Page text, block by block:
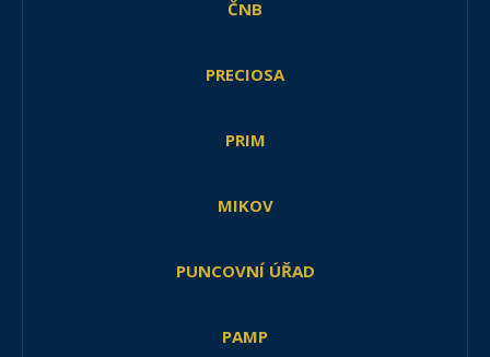
ČNB
PRECIOSA
PRIM
MIKOV
PUNCOVNÍ ÚŘAD
PAMP